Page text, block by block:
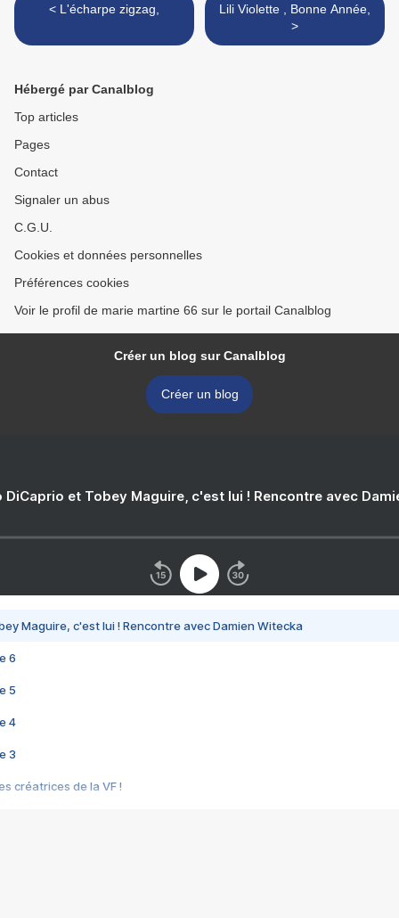
< L'écharpe zigzag,
Lili Violette , Bonne Année,
>
Hébergé par Canalblog
Top articles
Pages
Contact
Signaler un abus
C.G.U.
Cookies et données personnelles
Préférences cookies
Voir le profil de marie martine 66 sur le portail Canalblog
Créer un blog sur Canalblog
Créer un blog
DiCaprio et Tobey Maguire, c'est lui ! Rencontre avec
Maguire, c'est lui ! Rencontre avec Damien Witecka
6
5
4
3
créatrices de la VF !